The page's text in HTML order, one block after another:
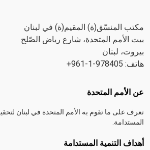
مكتب المنسّق(ة) المقيم(ة) في لبنان
بيت الأمم المتحدة، شارع رياض الصّلح
بيروت، لبنان
هاتف: 978405-1-961+
Footer menu
عن الأمم المتحدة
تعرف على ما تقوم به الأمم المتحدة في لبنان
المستدامة.
أهداف التنمية المستدامة